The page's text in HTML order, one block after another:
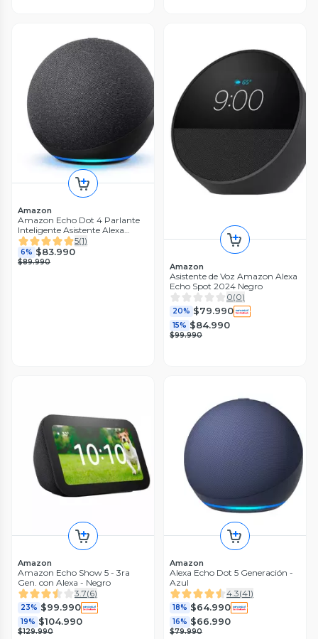
Amazon
Amazon Echo Dot 4 Parlante
Inteligente Asistente Alexa
Negro
5(1)
6% $83.990
$89.990 Amazon
Asistente de Voz Amazon Alexa
Echo Spot 2024 Negro
0(0)
20% $79.990
15% $84.990
$99.990
Amazon
Amazon Echo Show 5 - 3ra
Gen. con Alexa - Negro
3.7(6)
23% $99.990
19% $104.990
$129.990
Amazon
Alexa Echo Dot 5 Generación -
Azul
4.3(41)
18% $64.990
16% $66.990
$79.990